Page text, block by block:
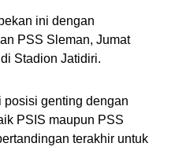
ini dengan
PSS Sleman, Jumat
Stadion Jatidiri.
posisi genting dengan
PSIS maupun PSS
terakhir untuk